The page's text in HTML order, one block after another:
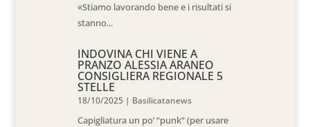
«Stiamo lavorando bene e i risultati si
stanno...
INDOVINA CHI VIENE A
PRANZO ALESSIA ARANEO
CONSIGLIERA REGIONALE 5
STELLE
18/10/2025 | Basilicatanews
Capigliatura un po’ “punk” (per usare